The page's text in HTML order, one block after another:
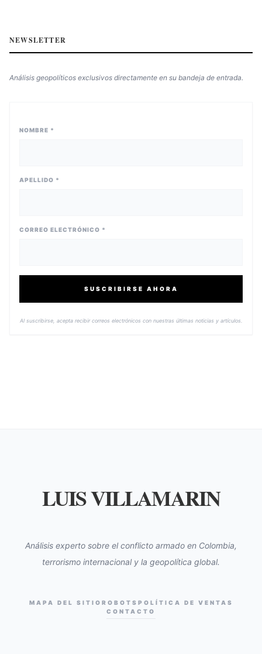
NEWSLETTER
Análisis geopolíticos exclusivos directamente en su bandeja de entrada.
NOMBRE *
APELLIDO *
CORREO ELECTRÓNICO *
SUSCRIBIRSE AHORA
Al suscribirse, acepta recibir correos electrónicos con nuestras últimas noticias y artículos.
LUIS VILLAMARIN
Análisis experto sobre el conflicto armado en Colombia,
terrorismo internacional y la geopolítica global.
MAPA DEL SITIO ROBOTS POLÍTICA DE VENTAS
CONTACTO